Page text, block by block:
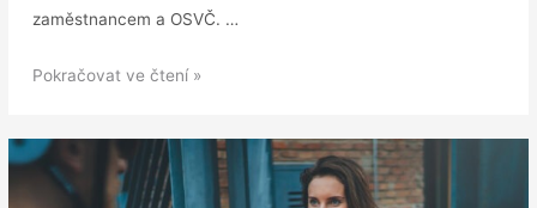
zaměstnancem a OSVČ. …
Novinka:
není
Pokračovat ve čtení »